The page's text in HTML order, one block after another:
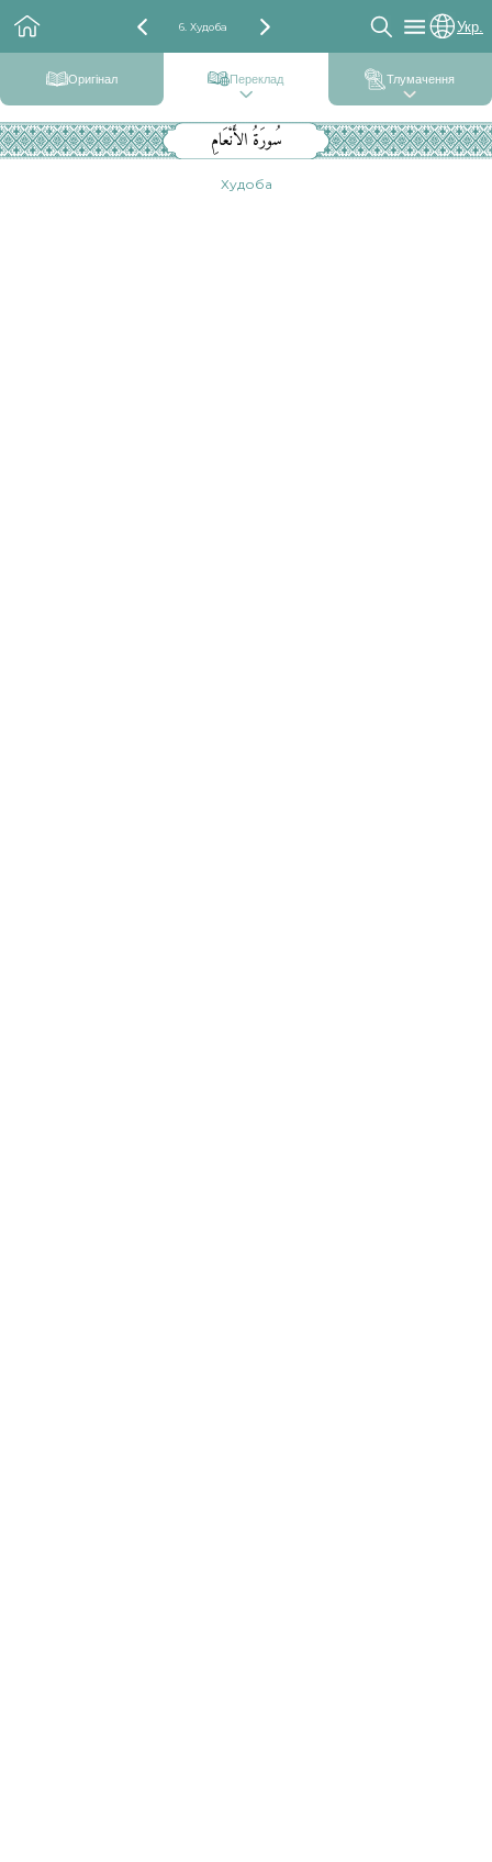
6. Худоба Укр.
Оригінал Переклад Тлумачення
سُورَةُ الأَنْعَامِ
Худоба